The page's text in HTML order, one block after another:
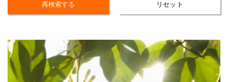
再検索する リセット